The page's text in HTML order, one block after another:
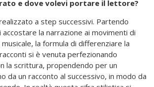
e dove volevi portare il lettore?
a step successivi. Partendo
accostare la narrazione ai movimenti di
la formula di differenziare la
si è venuta perfezionando
la scrittura, propendendo per un
da un racconto al successivo, in modo da